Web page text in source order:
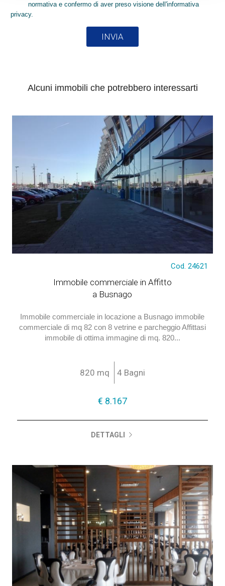
normativa e confermo di aver preso visione dell'informativa
privacy.
INVIA
Alcuni immobili che potrebbero interessarti
Cod. 24621
Immobile commerciale in Affitto
a Busnago
Immobile commerciale in locazione a Busnago immobile
commerciale di mq 82 con 8 vetrine e parcheggio Affittasi
immobile di ottima immagine di mq. 820...
820 mq 4 Bagni
€ 8.167
DETTAGLI